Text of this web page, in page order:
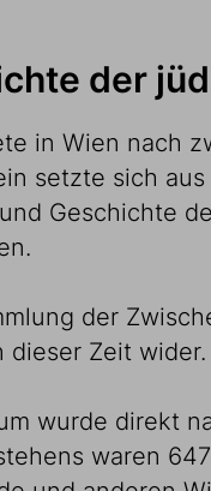
der
in Wien nach
setzte sich
Geschichte
der
dieser Zeit wider.
wurde direkt
waren